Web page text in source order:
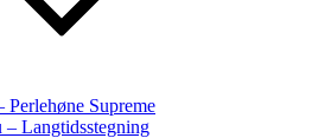
Supreme
– Langtidsstegning